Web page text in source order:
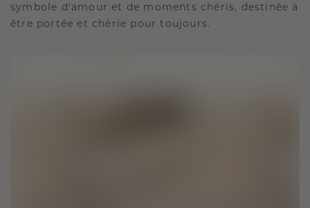
symbole d'amour et de moments chéris, destinée à
être portée et chérie pour toujours.